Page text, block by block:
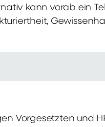
kann vorab ein
Vorgesetzten und